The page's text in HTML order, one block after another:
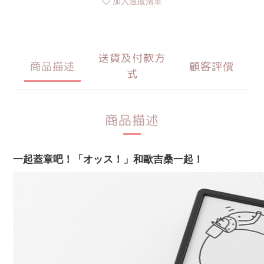
商品描述
送貨及付款方
式
顧客評價
商品描述
一起蓋章吧！「オッス！」和歐吉桑一起！